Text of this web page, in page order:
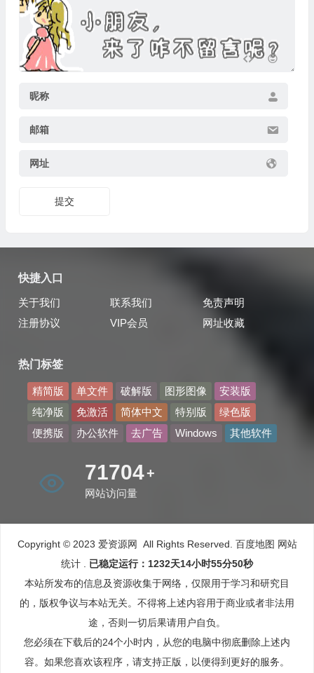
昵称
邮箱
网址
提交
快捷入口
关于我们 联系我们
免责声明
注册协议
VIP会员 网址收藏
热门标签
精简版 单文件 破解版 图形图像
安装版
纯净版
免激活 简体中文 特别版
绿色版
便携版
办公软件 去广告 Windows 其他软件
81508 +
网站访问量
Copyright © 2023 爱资源网 All Rights Reserved. 百度地图 网站
统计 . 已稳定运行：1232天14小时55分51秒
本站所发布的信息及资源收集于网络，仅限用于学习和研究目
的，版权争议与本站无关。不得将上述内容用于商业或者非法用
途，否则一切后果请用户自负。
您必须在下载后的24个小时内，从您的电脑中彻底删除上述内
容。如果您喜欢该程序，请支持正版，以便得到更好的服务。